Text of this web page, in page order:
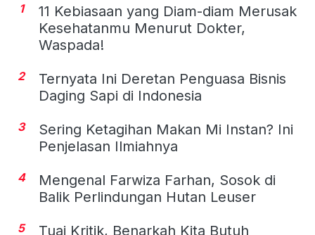
1
11 Kebiasaan yang Diam-diam Merusak
Kesehatanmu Menurut Dokter,
Waspada!
2
Ternyata Ini Deretan Penguasa Bisnis
Daging Sapi di Indonesia
3
Sering Ketagihan Makan Mi Instan? Ini
Penjelasan Ilmiahnya
4
Mengenal Farwiza Farhan, Sosok di
Balik Perlindungan Hutan Leuser
5
Tuai Kritik, Benarkah Kita Butuh